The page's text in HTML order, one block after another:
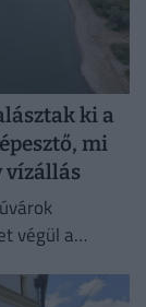
ki a
mi
vízállás
végül a